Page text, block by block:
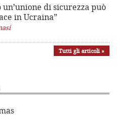
un’unione di sicurezza può
in Ucraina”
Tutti gli articoli »